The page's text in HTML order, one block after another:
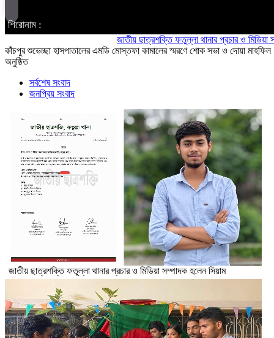
শিরোনাম :
জাতীয় ছাত্রশক্তি ফতুল্লা থানার প্রচার ও মিডিয়া সম্পাদক
কাঁচপুর শুভেচ্ছা হাসপাতালের এমডি মোস্তফা কামালের স্মরণে শোক সভা ও দোয়া মাহফিল
অনুষ্ঠিত
সর্বশেষ সংবাদ
জনপ্রিয় সংবাদ
জাতীয় ছাত্রশক্তি ফতুল্লা থানার প্রচার ও মিডিয়া সম্পাদক হলেন সিয়াম